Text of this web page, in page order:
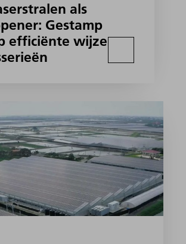
als
Gestamp
efficiënte wijze